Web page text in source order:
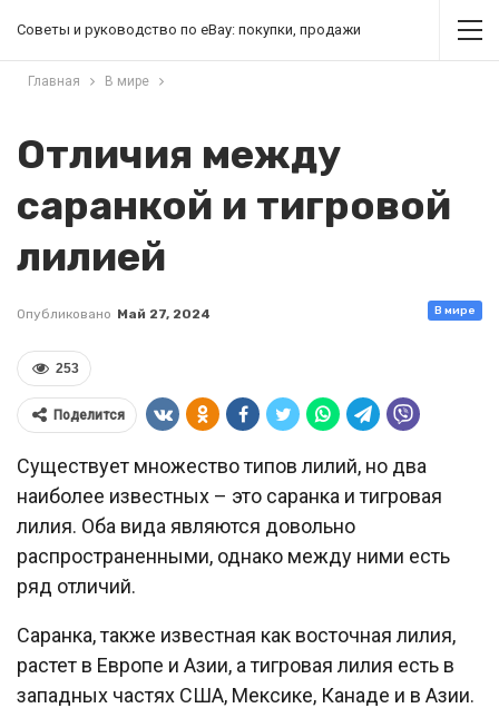
Советы и руководство по eBay: покупки, продажи
Главная В мире
Отличия между
саранкой и тигровой
лилией
В мире
Опубликовано Май 27, 2024
253
Поделится
Существует множество типов лилий, но два
наиболее известных – это саранка и тигровая
лилия. Оба вида являются довольно
распространенными, однако между ними есть
ряд отличий.
Саранка, также известная как восточная лилия,
растет в Европе и Азии, а тигровая лилия есть в
западных частях США, Мексике, Канаде и в Азии.